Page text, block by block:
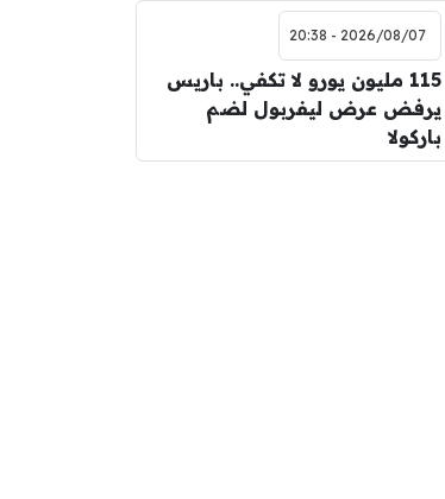
2026/08/07 - 20:38
115 مليون يورو لا تكفي.. باريس
يرفض عرض ليفربول لضم
باركولا